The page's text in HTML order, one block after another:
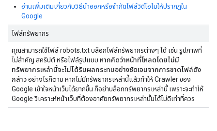
อ่านเพิ่มเติมเกี่ยวกับวิธีนําออกหรือจํากัดไฟล์วิดีโอไม่ให้ปรากฏใน
Google
ไฟล์ทรัพยากร
คุณสามารถใช้ไฟล์ robots.txt บล็อกไฟล์ทรัพยากรต่างๆ ได้ เช่น รูปภาพที่
ไม่สำคัญ สคริปต์ หรือไฟล์รูปแบบ หากคิดว่าหน้าที่โหลดโดยไม่มี
ทรัพยากรเหล่านี้จะไม่ได้รับผลกระทบอย่างชัดเจนจากการขาดไฟล์ดัง
กล่าวอย่างไรก็ตาม หากไม่มีทรัพยากรเหล่านี้แล้วทำให้ Crawler ของ
Google เข้าใจหน้าเว็บได้ยากขึ้น ก็อย่าบล็อกทรัพยากรเหล่านี้ เพราะจะทำให้
Google วิเคราะห์หน้าเว็บที่ต้องอาศัยทรัพยากรเหล่านั้นได้ไม่ดีเท่าที่ควร